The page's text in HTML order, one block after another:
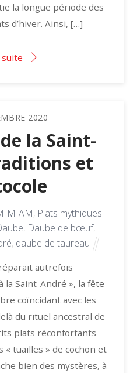
la longue période des
d’hiver. Ainsi, […]
suite
2020
la Saint-
et
MIAM, Plats mythiques
, Daube de bœuf,
, daube de taureau
autrefois
Saint-André », la fête
coïncidant avec les
du rituel ancestral de
plats réconfortants
« tuailles » de cochon et
bien des mystères, à